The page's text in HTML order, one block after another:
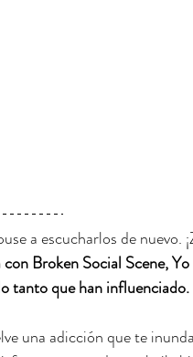
a escucharlos de nuevo.
Broken Social Scene,
tanto que han
una adicción que te